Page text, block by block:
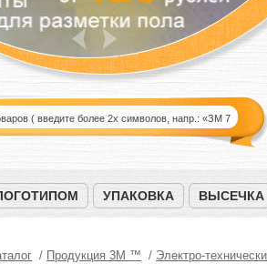
УПАКОВКА ВЫСЕЧКА
Продукция 3M ™ Электро-